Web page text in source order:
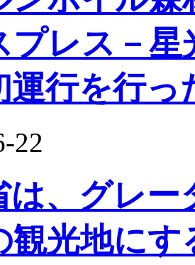
プレス－星
運行を行っ
22
は、グレ
観光地に